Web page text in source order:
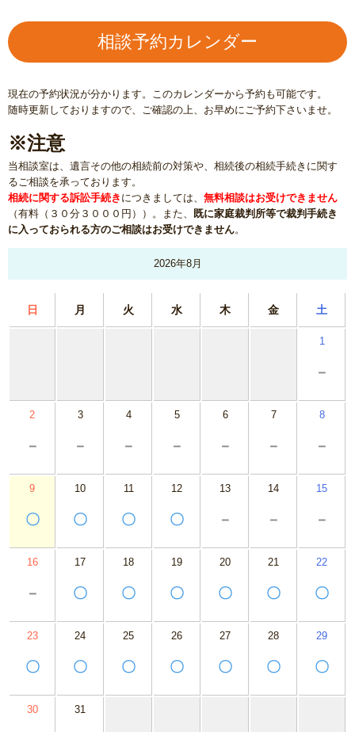
相談予約カレンダー
現在の予約状況が分かります。このカレンダーから予約も可能です。
随時更新しておりますので、ご確認の上、お早めにご予約下さいませ。
※注意
当相談室は、遺言その他の相続前の対策や、相続後の相続手続きに関す
るご相談を承っております。
相続に関する訴訟手続き につきましては、 無料相談はお受けできません
（有料（３０分３０００円））。また、
既に家庭裁判所等で裁判手続き
に入っておられる方のご相談はお受けできません。
2026年8月
日 月 火 水 木 金 土
1
－
2
－
3
－
4
－
5
－
6
－
7
－
8
－
9
〇
10
〇
11
〇
12
〇
13
－
14
－
15
－
16
－
17
〇
18
〇
19
〇
20
〇
21
〇
22
〇
23
〇
24
〇
25
〇
26
〇
27
〇
28
〇
29
〇
30 31